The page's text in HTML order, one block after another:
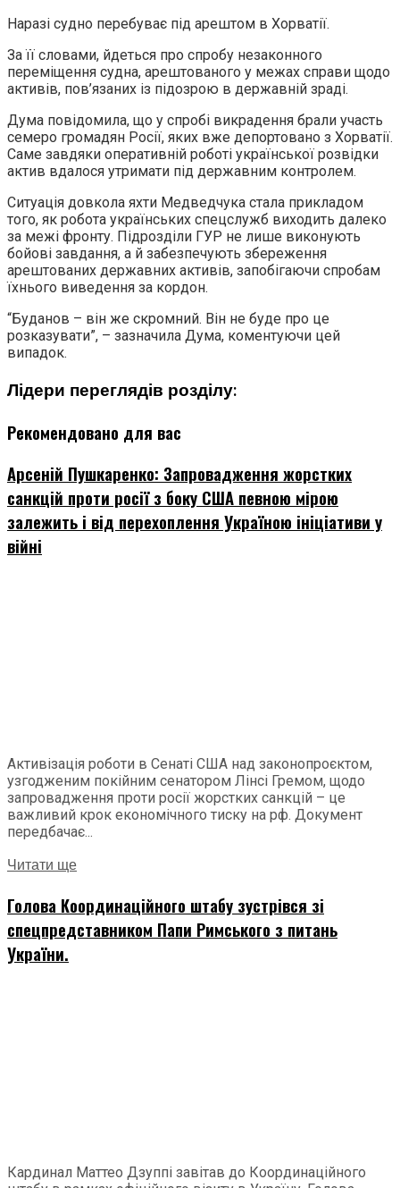
Наразі судно перебуває під арештом в Хорватії.
За її словами, йдеться про спробу незаконного
переміщення судна, арештованого у межах справи щодо
активів, пов’язаних із підозрою в державній зраді.
Дума повідомила, що у спробі викрадення брали участь
семеро громадян Росії, яких вже депортовано з Хорватії.
Саме завдяки оперативній роботі української розвідки
актив вдалося утримати під державним контролем.
Ситуація довкола яхти Медведчука стала прикладом
того, як робота українських спецслужб виходить далеко
за межі фронту. Підрозділи ГУР не лише виконують
бойові завдання, а й забезпечують збереження
арештованих державних активів, запобігаючи спробам
їхнього виведення за кордон.
“Буданов – він же скромний. Він не буде про це
розказувати”, – зазначила Дума, коментуючи цей
випадок.
Лідери переглядів розділу:
Рекомендовано для вас
Арсеній Пушкаренко: Запровадження жорстких
санкцій проти росії з боку США певною мірою
залежить і від перехоплення Україною ініціативи у
війні
Активізація роботи в Сенаті США над законопроєктом,
узгодженим покійним сенатором Лінсі Гремом, щодо
запровадження проти росії жорстких санкцій – це
важливий крок економічного тиску на рф. Документ
передбачає...
Читати ще
Голова Координаційного штабу зустрівся зі
спецпредставником Папи Римського з питань
України.
Кардинал Маттео Дзуппі завітав до Координаційного